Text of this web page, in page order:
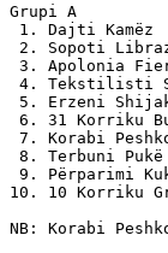
Grupi A
1. Dajti
2. Sopoti
3. Apolonia
4. Tekstilisti
5. Erzeni
6. 31 Korriku
7. Korabi
8.
9. Përparimi
10. 10 Korriku
NB: Korabi